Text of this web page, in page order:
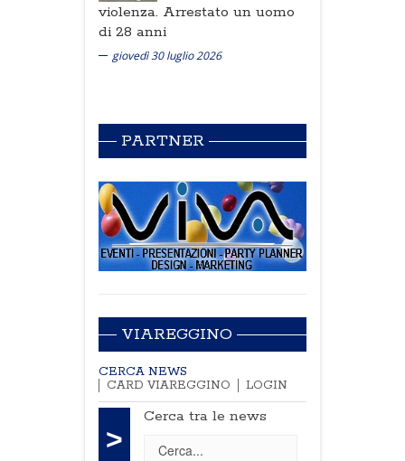
violenza. Arrestato un uomo
di 28 anni
giovedì 30 luglio 2026
PARTNER
VIAREGGINO
CERCA NEWS
CARD VIAREGGINO
LOGIN
>
Cerca tra le news